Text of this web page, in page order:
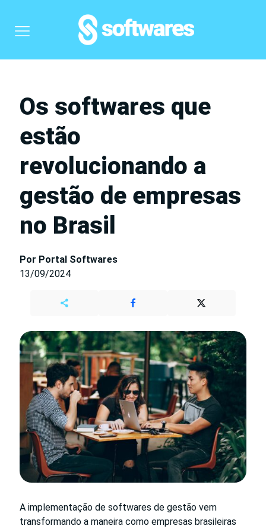
Os softwares que
estão
revolucionando a
gestão de empresas
no Brasil
Por Portal Softwares
13/09/2024
A implementação de softwares de gestão vem
transformando a maneira como empresas brasileiras